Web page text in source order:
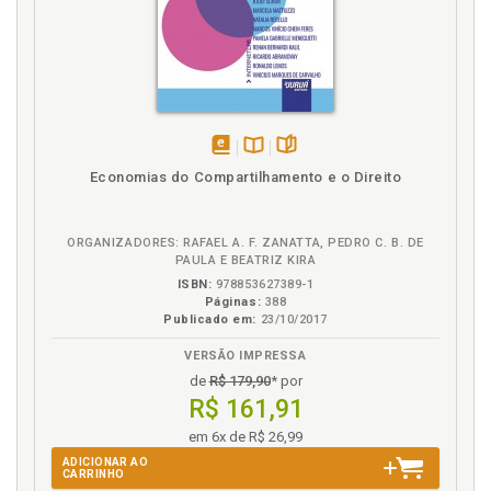
substancial, p. 179
Decisão judicial. Propostas para a racionalidade da
decisão judicial sob a perspectiva da law and
Direito. Ideologia(s) e ciências sociais (Economia e
Discurso de criação. Constitucionalismo e ordem
econômica (discurso de criação - arena política), p.
Economia. Ideologia(s) e ciências sociais (Economia
e Direito), p. 19
Neoliberalismo e a escola da análise econômica do
Direito (Discurso de aplicação. Arena jurídica), p. 113
Formação e identificação da teoria da constituição
disponível
em
Disponível
Economias do Compartilhamento e o Direito
ORGANIZADORES: RAFAEL A. F. ZANATTA, PEDRO C. B. DE
PAULA E BEATRIZ KIRA
ISBN: 978853627389-1
Páginas: 388
Publicado em: 23/10/2017
VERSÃO IMPRESSA
deR$ 179,90* por
R$ 161,91
em 6x de R$ 26,99
ADICIONAR AO
CARRINHO